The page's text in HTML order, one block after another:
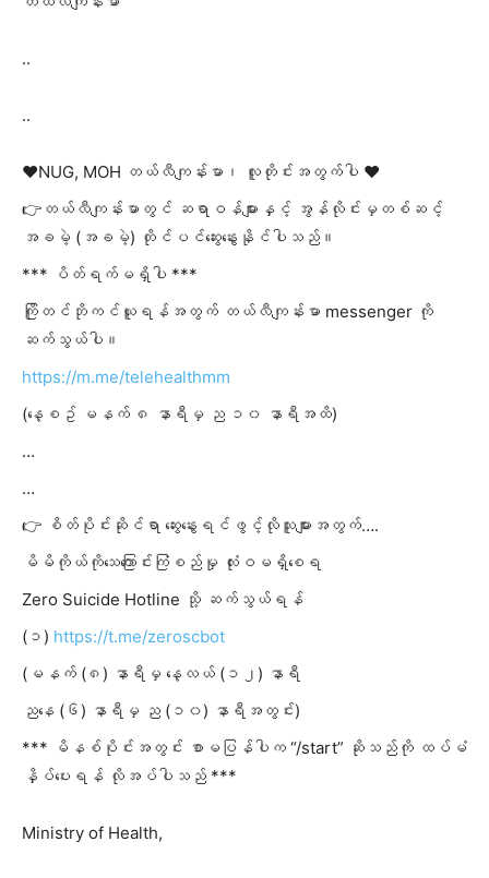
..
..
❤️NUG, MOH တယ်လီကျန်းမာ၊ လူတိုင်းအတွက်ပါ ❤️
👉တယ်လီကျန်းမာတွင် ဆရာဝန်များနှင့် အွန်လိုင်းမှတစ်ဆင့်
အခမဲ့ (အခမဲ့) တိုင်ပင်ဆွေးနွေးနိုင်ပါသည်။
*** ပိတ်ရက်မရှိပါ ***
ကြိုတင်ဘိုကင်ယူရန်အတွက် တယ်လီကျန်းမာ messenger ကို
ဆက်သွယ်ပါ။
https://m.me/telehealthmm
(နေ့စဥ် မနက် ၈ နာရီမှ ည ၁၀ နာရီအထိ)
…
…
👉 စိတ်ပိုင်းဆိုင်ရာ ဆွေးနွေးရင်ဖွင့်လိုသူများအတွက်….
မိမိကိုယ်ကိုသေကြောင်းကြံစည်မှု လုံးဝမရှိစေရ
Zero Suicide Hotline သို့ ဆက်သွယ်ရန်
(၁) https://t.me/zeroscbot
(မနက် (၈) နာရီမှ နေ့လယ် (၁၂) နာရီ
ညနေ (၆) နာရီမှ ည (၁၀) နာရီအတွင်း)
*** မိနစ်ပိုင်းအတွင်း စာမပြန်ပါက “/start” ဆိုသည်ကို ထပ်မံ
နှိပ်ပေးရန် လိုအပ်ပါသည် ***
Ministry of Health,